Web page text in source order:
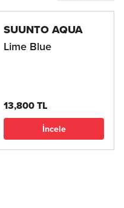
SUUNTO AQUA
Lime Blue
13,800 TL
İncele